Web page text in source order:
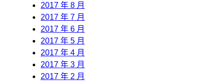
2017 年 8 月
2017 年 7 月
2017 年 6 月
2017 年 5 月
2017 年 4 月
2017 年 3 月
2017 年 2 月